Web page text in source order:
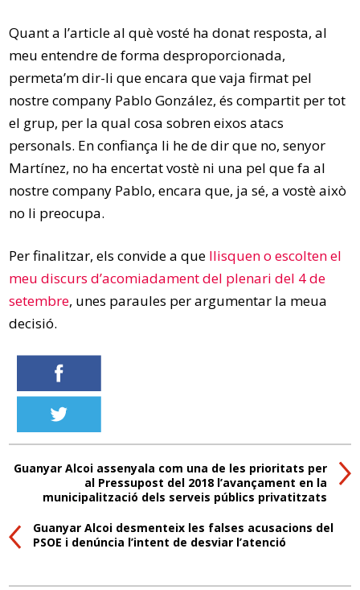
Quant a l’article al què vosté ha donat resposta, al
meu entendre de forma desproporcionada,
permeta’m dir-li que encara que vaja firmat pel
nostre company Pablo González, és compartit per tot
el grup, per la qual cosa sobren eixos atacs
personals. En confiança li he de dir que no, senyor
Martínez, no ha encertat vostè ni una pel que fa al
nostre company Pablo, encara que, ja sé, a vostè això
no li preocupa.
Per finalitzar, els convide a que llisquen o escolten el
meu discurs d’acomiadament del plenari del 4 de
setembre, unes paraules per argumentar la meua
decisió.
Guanyar Alcoi assenyala com una de les prioritats per
al Pressupost del 2018 l’avançament en la
municipalització dels serveis públics privatitzats
Guanyar Alcoi desmenteix les falses acusacions del
PSOE i denúncia l’intent de desviar l’atenció